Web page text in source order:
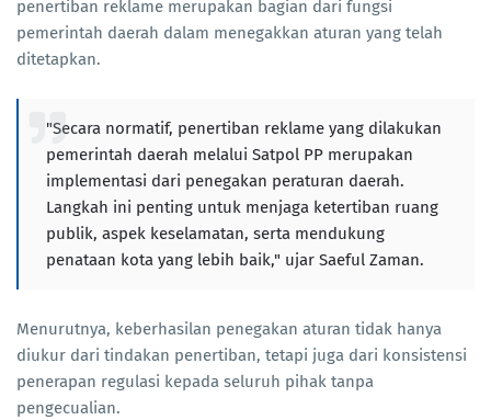
penertiban reklame merupakan bagian dari fungsi
pemerintah daerah dalam menegakkan aturan yang telah
ditetapkan.
"Secara normatif, penertiban reklame yang dilakukan
pemerintah daerah melalui Satpol PP merupakan
implementasi dari penegakan peraturan daerah.
Langkah ini penting untuk menjaga ketertiban ruang
publik, aspek keselamatan, serta mendukung
penataan kota yang lebih baik," ujar Saeful Zaman.
Menurutnya, keberhasilan penegakan aturan tidak hanya
diukur dari tindakan penertiban, tetapi juga dari konsistensi
penerapan regulasi kepada seluruh pihak tanpa
pengecualian.